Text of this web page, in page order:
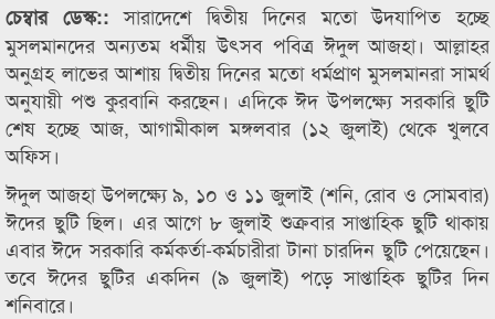
চেম্বার ডেস্ক::সারাদেশে দ্বিতীয় দিনের মতো উদযাপিত হচ্ছে
মুসলমানদের অন্যতম ধর্মীয় উৎসব পবিত্র ঈদুল আজহা। আল্লাহর
অনুগ্রহ লাভের আশায় দ্বিতীয় দিনের মতো ধর্মপ্রাণ মুসলমানরা সামর্থ
অনুযায়ী পশু কুরবানি করছেন। এদিকে ঈদ উপলক্ষ্যে সরকারি ছুটি
শেষ হচ্ছে আজ, আগামীকাল মঙ্গলবার (১২ জুলাই) থেকে খুলবে
অফিস।
ঈদুল আজহা উপলক্ষ্যে ৯, ১০ ও ১১ জুলাই (শনি, রোব ও সোমবার)
ঈদের ছুটি ছিল। এর আগে ৮ জুলাই শুক্রবার সাপ্তাহিক ছুটি থাকায়
এবার ঈদে সরকারি কর্মকর্তা-কর্মচারীরা টানা চারদিন ছুটি পেয়েছেন।
তবে ঈদের ছুটির একদিন (৯ জুলাই) পড়ে সাপ্তাহিক ছুটির দিন
শনিবারে।